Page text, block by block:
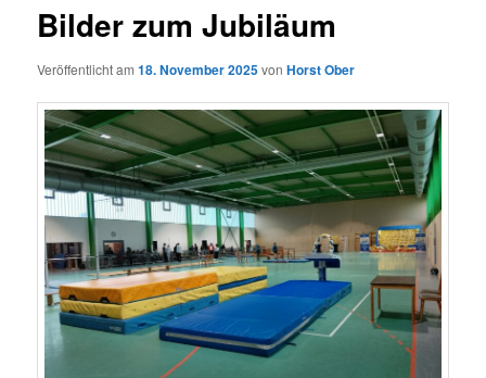
Bilder zum Jubiläum
Veröffentlicht am18. November 2025vonHorst Ober